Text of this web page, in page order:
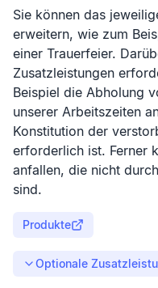
Sie können das
erweitern, wie zum
einer Trauerfeier.
Zusatzleistungen
Beispiel die Abholung
unserer Arbeitszeiten
Konstitution der
erforderlich ist. Ferner
anfallen, die nicht
sind.
Produkte
Optionale